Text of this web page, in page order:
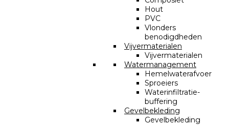
Hout
PVC
Vlonders
benodigdheden
Vijvermaterialen
Vijvermaterialen
Watermanagement
Hemelwaterafvoer
Sproeiers
Waterinfiltratie-
buffering
Gevelbekleding
Gevelbekleding